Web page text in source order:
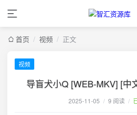
首页 / 视频 / 正文
视频
导盲犬小Q [WEB-MKV] [中
2025-11-05 / 9 阅读 /